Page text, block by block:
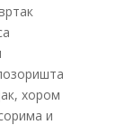
хором
и